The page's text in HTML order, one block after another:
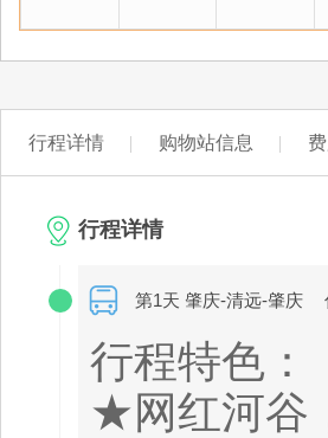
行程详情 购物站信息
行程详情
第1天 肇庆-清远-肇庆
行程特色：
★网红河谷